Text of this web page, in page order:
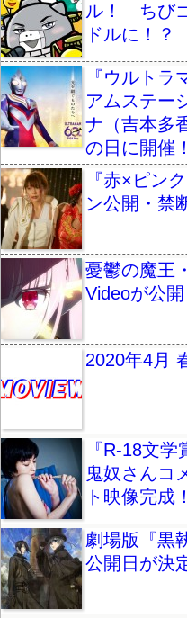
ル！ ちび
ドルに！？
『ウルトラ
アムステー
ナ（吉本多
の日に開催！
『赤×ピン
ン公開・禁
憂鬱の魔王
Videoが公開
2020年4月
『R-18文
鬼奴さんコ
ト映像完成！
劇場版『黒
公開日が決